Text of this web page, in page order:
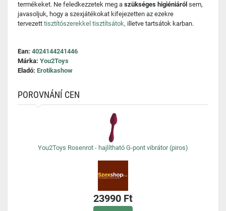
termékeket. Ne feledkezzetek meg a szükséges higiéniáról sem,
javasoljuk, hogy a szexjátékokat kifejezetten az ezekre
tervezett tisztítószerekkel tisztítsátok, illetve tartsátok karban.
Ean: 4024144241446
Márka: You2Toys
Eladó: Erotikashow
POROVNÁNÍ CEN
You2Toys Rosenrot - hajlítható G-pont vibrátor (piros)
23990 Ft